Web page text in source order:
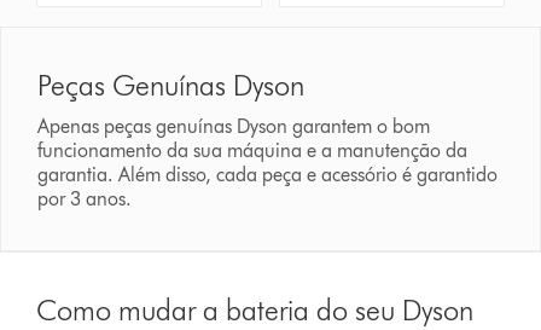
Peças Genuínas Dyson
Apenas peças genuínas Dyson garantem o bom
funcionamento da sua máquina e a manutenção da
garantia. Além disso, cada peça e acessório é garantido
por 3 anos.
Como mudar a bateria do seu Dyson